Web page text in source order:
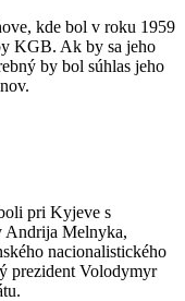
kde bol v roku 1959
KGB. Ak by sa jeho
by bol súhlas jeho
pri Kyjeve s
Andrija Melnyka,
nacionalistického
prezident Volodymyr